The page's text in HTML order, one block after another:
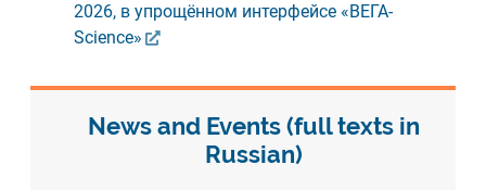
2026, в упрощённом интерфейсе «ВЕГА-
Science»
News and Events (full texts in
Russian)